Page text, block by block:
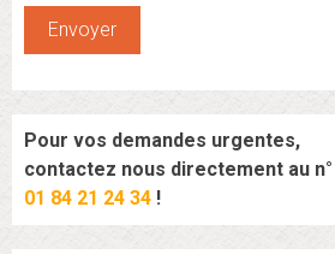
Pour vos demandes urgentes,
contactez nous directement au
01 84 21 24 34 !